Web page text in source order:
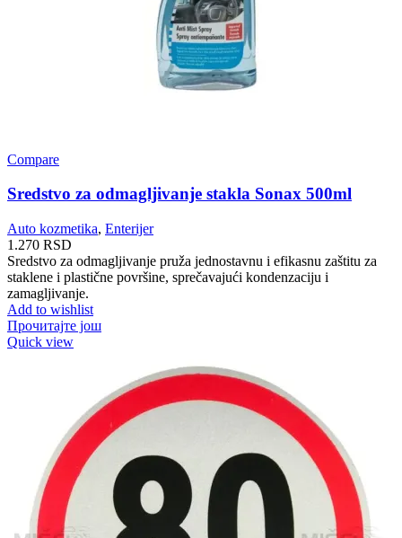
Compare
Sredstvo za odmagljivanje stakla Sonax 500ml
Auto kozmetika, Enterijer
1.270 RSD
Sredstvo za odmagljivanje pruža jednostavnu i efikasnu zaštitu za
staklene i plastične površine, sprečavajući kondenzaciju i
zamagljivanje.
Add to wishlist
Прочитајте још
Quick view